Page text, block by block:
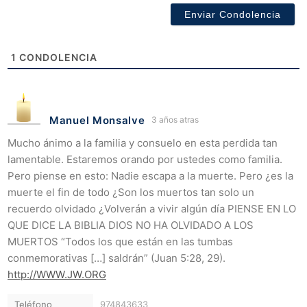
1 CONDOLENCIA
Manuel Monsalve 3 años atras
Mucho ánimo a la familia y consuelo en esta perdida tan
lamentable. Estaremos orando por ustedes como familia.
Pero piense en esto: Nadie escapa a la muerte. Pero ¿es la
muerte el fin de todo ¿Son los muertos tan solo un
recuerdo olvidado ¿Volverán a vivir algún día PIENSE EN LO
QUE DICE LA BIBLIA DIOS NO HA OLVIDADO A LOS
MUERTOS “Todos los que están en las tumbas
conmemorativas […] saldrán” (Juan 5:28, 29).
http://WWW.JW.ORG
Teléfono 974843633